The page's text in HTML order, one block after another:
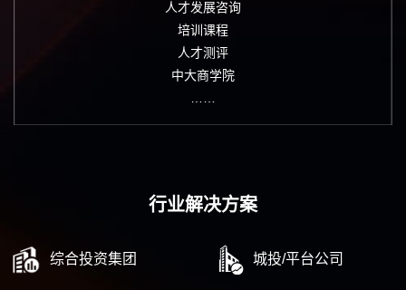
人才发展咨询
培训课程
人才测评
中大商学院
行业解决方案
综合投资集团 城投/平台公司